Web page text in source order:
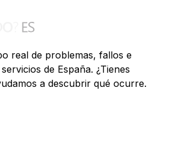
real de problemas, fallos e
de España. ¿Tienes
a descubrir qué ocurre.